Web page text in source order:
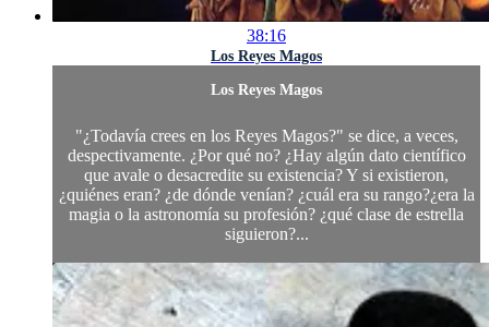
38:16
Los Reyes Magos
Los Reyes Magos
"¿Todavía crees en los Reyes Magos?" se dice, a veces,
despectivamente. ¿Por qué no? ¿Hay algún dato científico
que avale o desacredite su existencia? Y si existieron,
¿quiénes eran? ¿de dónde venían? ¿cuál era su rango?¿era la
magia o la astronomía su profesión? ¿qué clase de estrella
siguieron?...